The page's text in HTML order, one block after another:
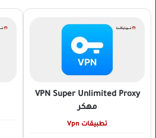
VPN Super Unlimited Proxy
مهكر
تطبيقات Vpn